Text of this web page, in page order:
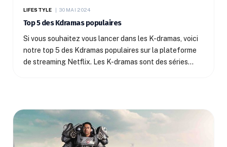
LIFESTYLE 30 MAI 2024
Top 5 des Kdramas populaires
Si vous souhaitez vous lancer dans les K-dramas, voici
notre top 5 des Kdramas populaires sur la plateforme
de streaming Netflix. Les K-dramas sont des séries…